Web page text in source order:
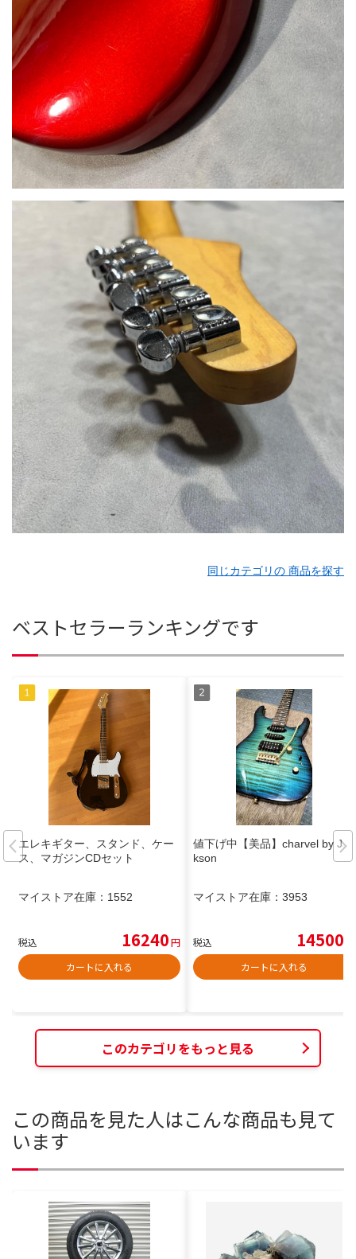
同じカテゴリの 商品を探す
ベストセラーランキングです
エレキギター、スタンド、ケー
ス、マガジンCDセット
マイストア在庫： 1552
税込 16240円
カートに入れる
値下げ中【美品】charvel by Jac
kson
マイストア在庫： 3953
税込 14500
カートに入れる
このカテゴリをもっと見る
この商品を見た人はこんな商品も見て
います